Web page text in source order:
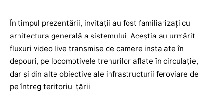
În timpul prezentării, invitații au fost familiarizați cu
arhitectura generală a sistemului. Aceștia au urmărit
fluxuri video live transmise de camere instalate în
depouri, pe locomotivele trenurilor aflate în circulație,
dar și din alte obiective ale infrastructurii feroviare de
pe întreg teritoriul țării.